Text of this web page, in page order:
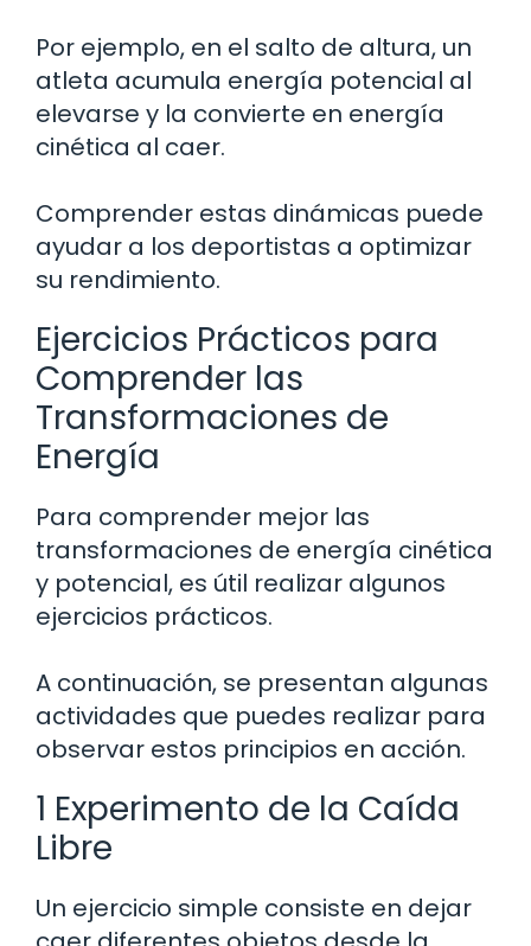
Por ejemplo, en el salto de altura, un
atleta acumula energía potencial al
elevarse y la convierte en energía
cinética al caer.
Comprender estas dinámicas puede
ayudar a los deportistas a optimizar
su rendimiento.
Ejercicios Prácticos para
Comprender las
Transformaciones de
Energía
Para comprender mejor las
transformaciones de energía cinética
y potencial, es útil realizar algunos
ejercicios prácticos.
A continuación, se presentan algunas
actividades que puedes realizar para
observar estos principios en acción.
1 Experimento de la Caída
Libre
Un ejercicio simple consiste en dejar